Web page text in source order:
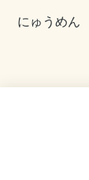
にゅうめん
当